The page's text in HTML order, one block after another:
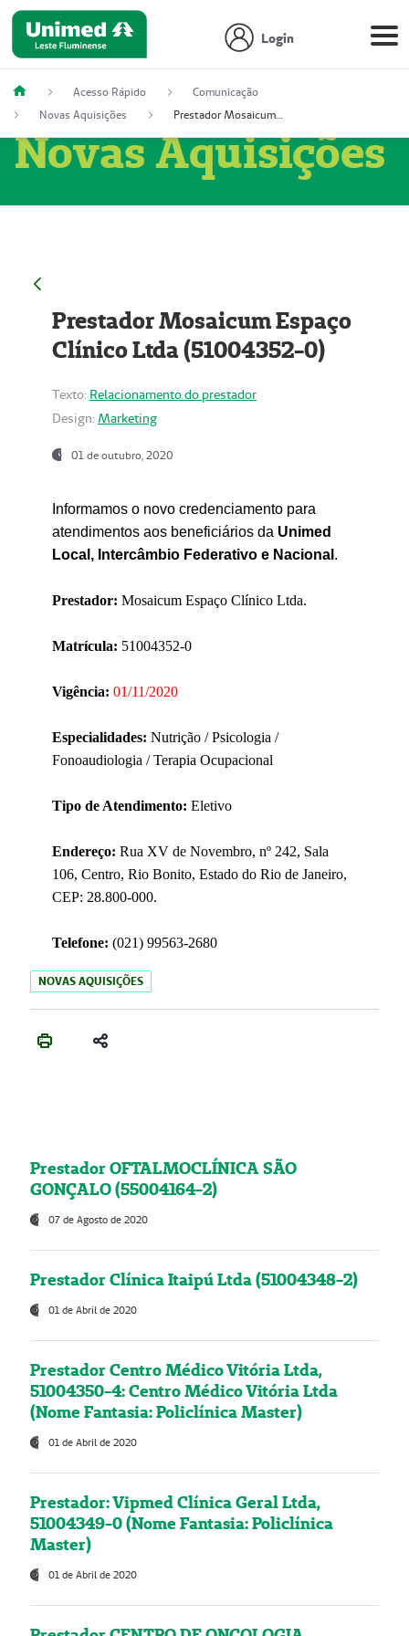
Login
Acesso Rápido
Comunicação
Novas Aquisições
Prestador Mosaicum Espaço Clínico Ltda (51004352-0)
Novas Aquisições
Prestador Mosaicum Espaço
Clínico Ltda (51004352-0)
Texto: Relacionamento do prestador
Design: Marketing
01 de outubro, 2020
Informamos o novo credenciamento para
atendimentos aos beneficiários da Unimed
Local, Intercâmbio Federativo e Nacional .
Prestador: Mosaicum Espaço Clínico Ltda.
Matrícula: 51004352-0
Vigência: 01/11/2020
Especialidades: Nutrição / Psicologia /
Fonoaudiologia / Terapia Ocupacional
Tipo de Atendimento: Eletivo
Endereço: Rua XV de Novembro, nº 242, Sala
106, Centro, Rio Bonito, Estado do Rio de Janeiro,
CEP: 28.800-000.
Telefone: (021) 99563-2680
NOVAS AQUISIÇÕES
Prestador OFTALMOCLÍNICA SÃO
GONÇALO (55004164-2)
07 de Agosto de 2020
Prestador Clínica Itaipú Ltda (51004348-2)
01 de Abril de 2020
Prestador Centro Médico Vitória Ltda,
51004350-4: Centro Médico Vitória Ltda
(Nome Fantasia: Policlínica Master)
01 de Abril de 2020
Prestador: Vipmed Clínica Geral Ltda,
51004349-0 (Nome Fantasia: Policlínica
Master)
01 de Abril de 2020